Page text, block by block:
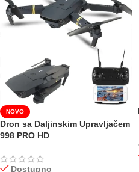
NOVO
Dron sa Daljinskim Upravljačem
998 PRO HD
Dostupno